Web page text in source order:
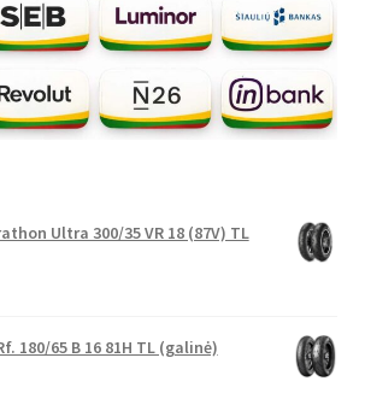
Ultra 300/35 VR 18 (87V) TL
180/65 B 16 81H TL (galinė)